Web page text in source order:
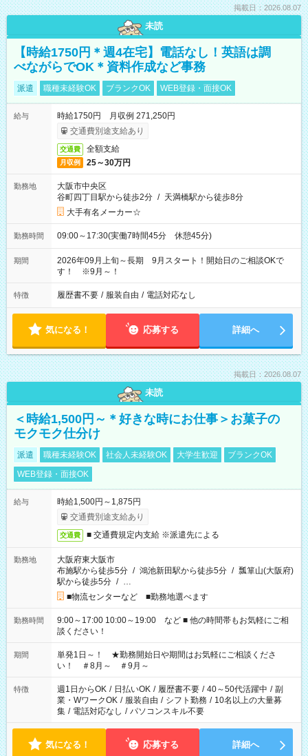
掲載日：2026.08.07
未読
【時給1750円＊週4在宅】電話なし！英語は調
べながらでOK＊資料作成など事務
派遣 職種未経験OK ブランクOK WEB登録・面接OK
給与
時給1750円 月収例 271,250円
交通費別途支給あり
交通費 全額支給
月収例 25～30万円
勤務地
大阪市中央区
谷町四丁目駅から徒歩2分 / 天満橋駅から徒歩8分
大手有名メーカー☆
勤務時間 09:00～17:30(実働7時間45分 休憩45分)
期間
2026年09月上旬～長期 9月スタート！開始日のご相談OKで
す！ ※9月～！
特徴 履歴書不要 / 服装自由 / 電話対応なし
気になる！ 応募する 詳細へ
掲載日：2026.08.07
未読
＜時給1,500円～＊好きな時にお仕事＞お菓子の
モクモク仕分け
派遣 職種未経験OK 社会人未経験OK 大学生歓迎
ブランクOK
WEB登録・面接OK
給与
時給1,500円～1,875円
交通費別途支給あり
交通費 ■ 交通費規定内支給 ※派遣先による
勤務地
大阪府東大阪市
布施駅から徒歩5分 / 鴻池新田駅から徒歩5分 / 瓢箪山(大阪府)
駅から徒歩5分 / …
■物流センターなど ■勤務地選べます
勤務時間
9:00～17:00 10:00～19:00 など ■ 他の時間帯もお気軽にご相
談ください！
期間
単発1日～！ ★勤務開始日や期間はお気軽にご相談くださ
い！ ＃8月～ ＃9月～
特徴 週1日からOK / 日払いOK / 履歴書不要 / 40～50代活躍中 / 副
業・WワークOK / 服装自由 / シフト勤務 / 10名以上の大量募
集 / 電話対応なし / パソコンスキル不要
気になる！ 応募する 詳細へ